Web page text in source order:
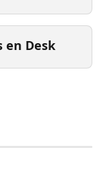
en Desk